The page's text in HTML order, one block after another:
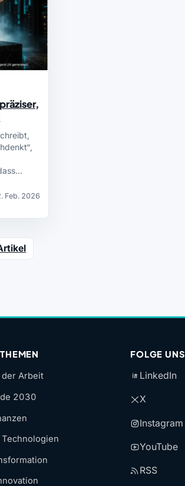
Feb. 2026
der Arbeit
2030
FOLGE UNS
LinkedIn
X
Instagram
YouTube
RSS